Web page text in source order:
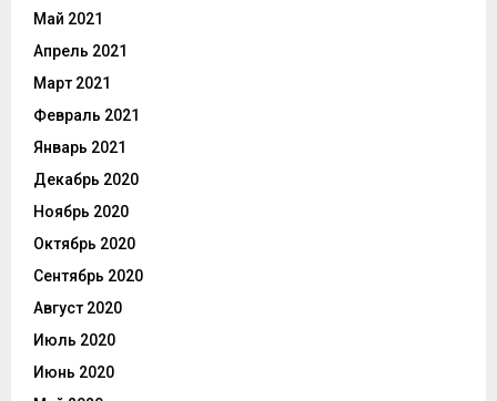
Май 2021
Апрель 2021
Март 2021
Февраль 2021
Январь 2021
Декабрь 2020
Ноябрь 2020
Октябрь 2020
Сентябрь 2020
Август 2020
Июль 2020
Июнь 2020